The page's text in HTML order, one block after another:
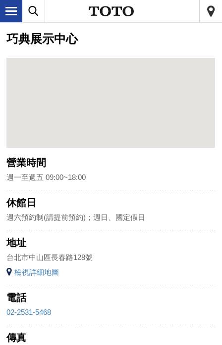
巧典展示中心
營業時間
週一至週五 09:00~18:00
休館日
週六預約制(請提前預約)；週日、國定假日
地址
台北市中山區長春路128號
檢視詳細地圖
電話
02-2531-5468
傳真